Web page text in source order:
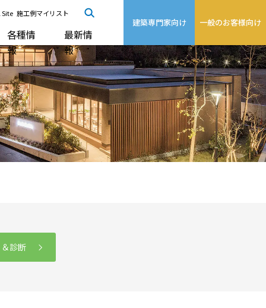
施工例マイリスト
各種情
報
最新情
報
建築専門家向け 一般のお客様向け
診断